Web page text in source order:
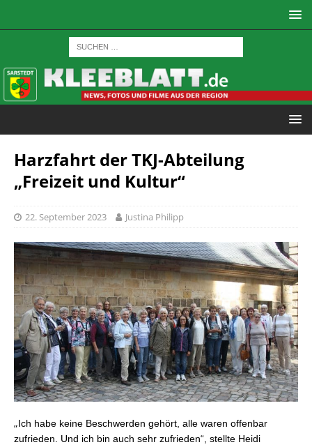
Harzfahrt der TKJ-Abteilung
„Freizeit und Kultur“
22. September 2023 Justina Philipp
„Ich habe keine Beschwerden gehört, alle waren offenbar
zufrieden. Und ich bin auch sehr zufrieden“, stellte Heidi